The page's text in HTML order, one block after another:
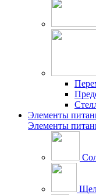
Элементы
Элементы